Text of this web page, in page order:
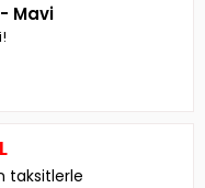
Mavi
taksitlerle